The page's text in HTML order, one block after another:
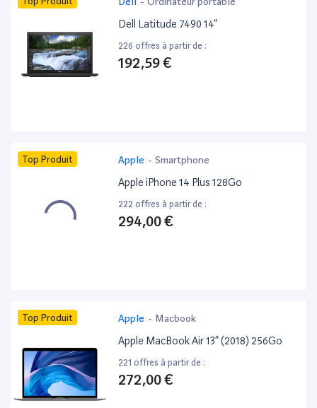
Dell Latitude 7490 14”
226 offres à partir de :
192,59 €
Top Produit Apple - Smartphone
Apple iPhone 14 Plus 128Go
222 offres à partir de :
294,00 €
Top Produit Apple - Macbook
Apple MacBook Air 13” (2018) 256Go
221 offres à partir de :
272,00 €